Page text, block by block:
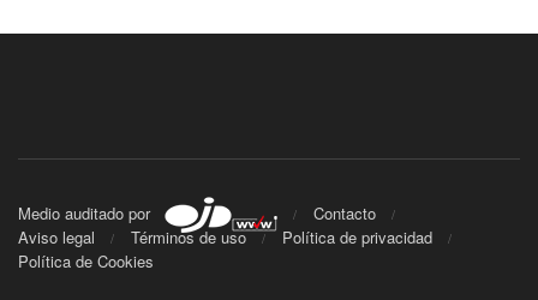
Medio auditado por
Contacto
Aviso legal
Términos de uso
Política de privacidad
Política de Cookies